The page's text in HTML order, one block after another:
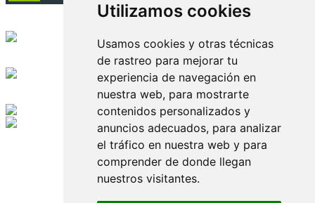
Utilizamos cookies
Usamos cookies y otras técnicas
de rastreo para mejorar tu
experiencia de navegación en
nuestra web, para mostrarte
contenidos personalizados y
anuncios adecuados, para analizar
el tráfico en nuestra web y para
comprender de donde llegan
nuestros visitantes.
Edición digital con tecnología
Playa Revolcadero 222 Col. Reforma Iztaccihuatl Norte C.P. 08810
CIUDAD DE MEXICO
Conmutador CIUDAD DE MEXICO (+52) 555 740 4476, 555 740
© 2000-2026 BURO DE MERCADOTECNIA DEL CENTRO,
S.A. Todos los derechos reservados